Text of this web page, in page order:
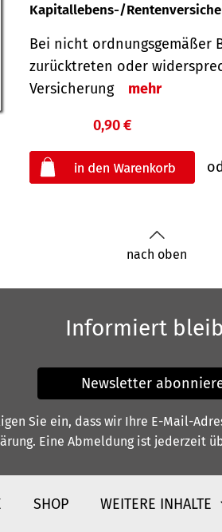
Kapitallebens-/
Bei nicht ordnungsgemäßer
zurücktreten oder
Versicherung
mehr
0,90 €
nach oben
Informiert
Newsletter
Sie ein, dass wir Ihre E-Mail-
. Eine Abmeldung ist jederzeit
SHOP WEITERE INHALTE